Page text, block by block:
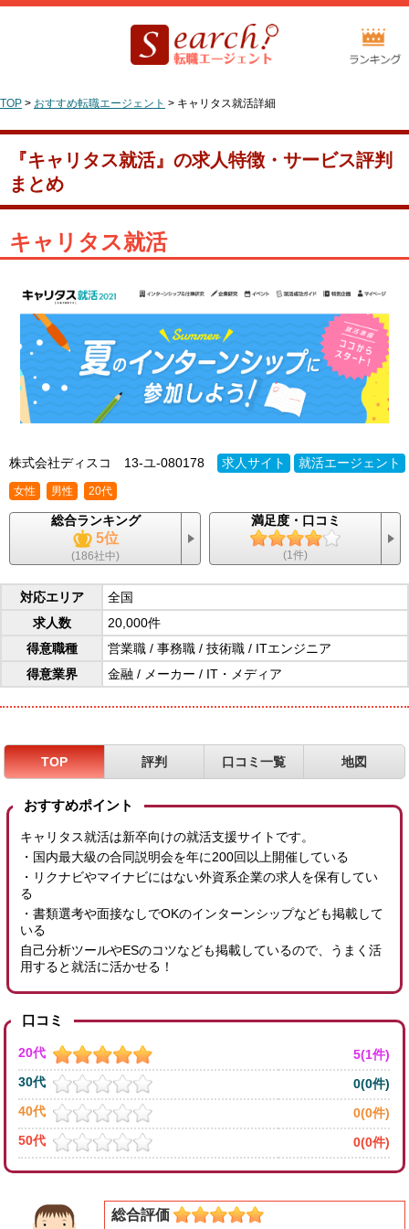
TOP > おすすめ転職エージェント > キャリタス就活詳細
『キャリタス就活』の求人特徴・サービス評判
まとめ
キャリタス就活
株式会社ディスコ 13-ユ-080178 求人サイト 就活エージェント
女性 男性 20代
総合ランキング
5位
(186社中)
満足度・口コミ
(1件)
対応エリア
全国
求人数
20,000件
得意職種
営業職 / 事務職 / 技術職 / ITエンジニア
得意業界
金融 / メーカー / IT・メディア
TOP 評判 口コミ一覧 地図
おすすめポイント
キャリタス就活は新卒向けの就活支援サイトです。
・国内最大級の合同説明会を年に200回以上開催している
・リクナビやマイナビにはない外資系企業の求人を保有してい
る
・書類選考や面接なしでOKのインターンシップなども掲載して
いる
自己分析ツールやESのコツなども掲載しているので、うまく活
用すると就活に活かせる！
口コミ
20代
5(1件)
30代
0(0件)
40代
0(0件)
50代
0(0件)
総合評価